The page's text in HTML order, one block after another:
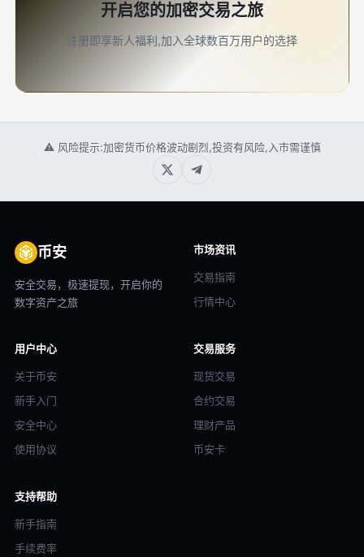
开启您的加密交易之旅
注册即享新人福利,加入全球数百万用户的选择
⚠ 风险提示:加密货币价格波动剧烈,投资有风险,入市需谨慎
币安
安全交易，极速提现，开启你的
数字资产之旅
市场资讯
交易指南
行情中心
用户中心
关于币安
新手入门
安全中心
使用协议
交易服务
现货交易
合约交易
理财产品
币安卡
支持帮助
新手指南
手续费率